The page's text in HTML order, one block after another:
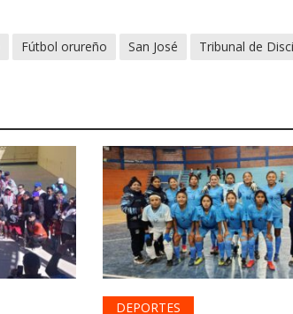
Fútbol orureño San José Tribunal de
DEPORTES